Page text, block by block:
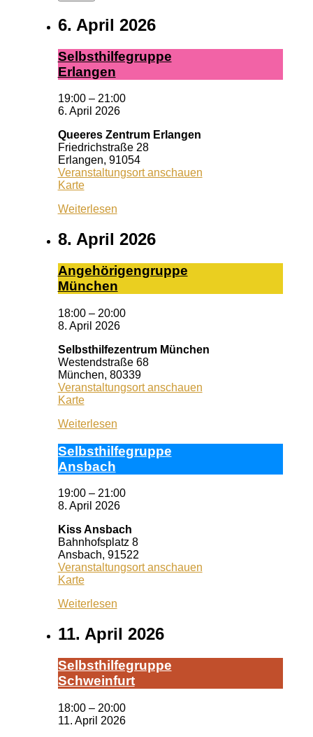
6. April 2026
Selbst­hil­fe­grup­pe
Er­lan­gen
19:00 – 21:00
6. April 2026
Queeres Zentrum Erlangen
Friedrichstraße 28
Erlangen, 91054
Veranstaltungsort anschauen
KarteQueeres
Erlangen
Weiterlesen
8. April 2026
An­ge­hö­ri­gen­grup­pe
Mün­chen
18:00 – 20:00
8. April 2026
Selbsthilfezentrum München
Westendstraße 68
München, 80339
Veranstaltungsort anschauen
KarteSelbsthilfezentrum
Weiterlesen
Selbst­hil­fe­grup­pe
Ans­bach
19:00 – 21:00
8. April 2026
Kiss Ansbach
Bahnhofsplatz 8
Ansbach, 91522
Veranstaltungsort anschauen
KarteKiss
Weiterlesen
11. April 2026
Selbst­hil­fe­grup­pe
Schwein­furt
18:00 – 20:00
11. April 2026